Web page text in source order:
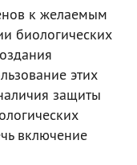
к желаемым
биологических
этих
защиты
включение